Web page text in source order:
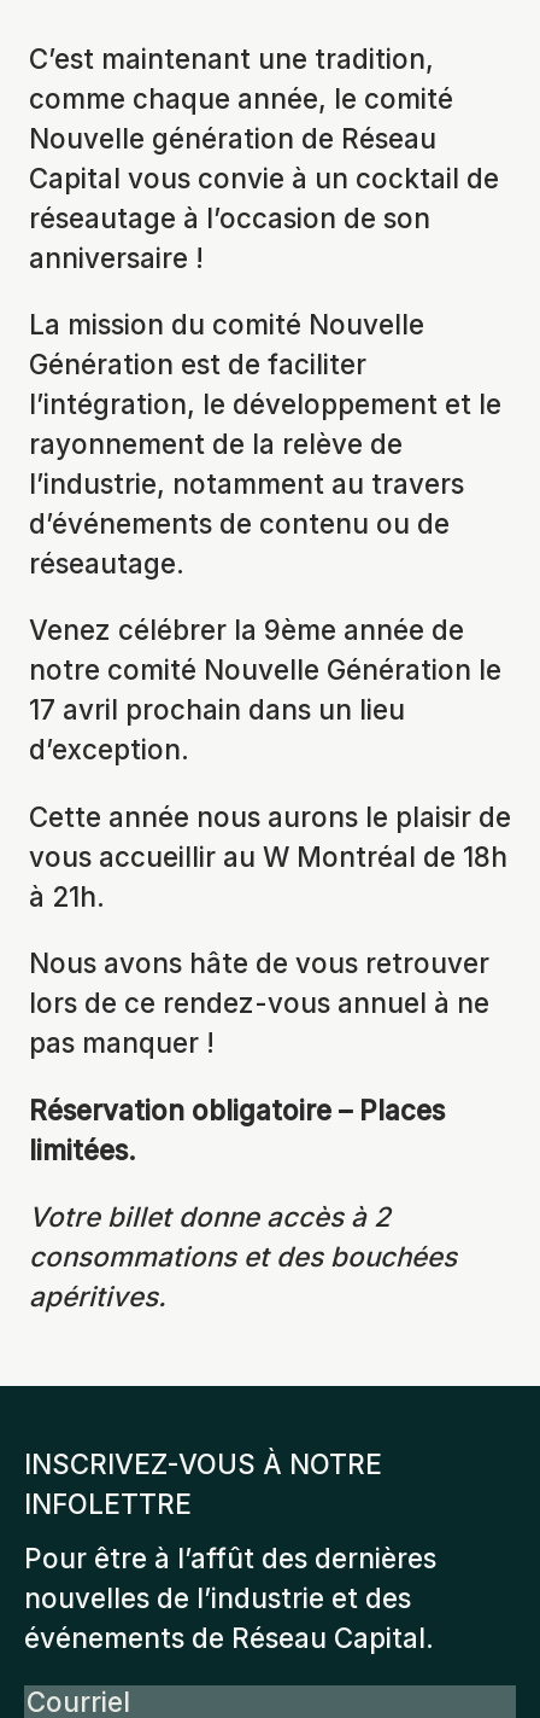
C’est maintenant une tradition,
comme chaque année, le comité
Nouvelle génération de Réseau
Capital vous convie à un cocktail de
réseautage à l’occasion de son
anniversaire !
La mission du comité Nouvelle
Génération est de faciliter
l’intégration, le développement et le
rayonnement de la relève de
l’industrie, notamment au travers
d’événements de contenu ou de
réseautage.
Venez célébrer la 9ème année de
notre comité Nouvelle Génération le
17 avril prochain dans un lieu
d’exception.
Cette année nous aurons le plaisir de
vous accueillir au W Montréal de 18h
à 21h.
Nous avons hâte de vous retrouver
lors de ce rendez-vous annuel à ne
pas manquer !
Réservation obligatoire – Places
limitées.
Votre billet donne accès à 2
consommations et des bouchées
apéritives.
INSCRIVEZ-VOUS À NOTRE
INFOLETTRE
Pour être à l’affût des dernières
nouvelles de l’industrie et des
événements de Réseau Capital.
Courriel